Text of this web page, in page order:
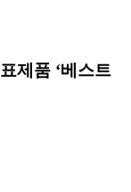
제품 ‘베스트